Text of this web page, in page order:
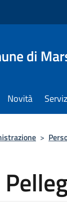
di
Novità
>